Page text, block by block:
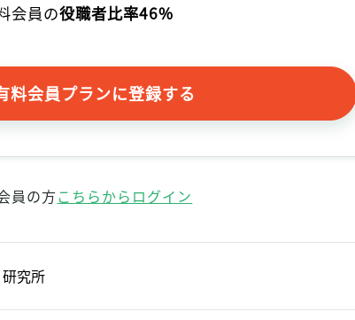
会員の役職者比率46%
料会員プランに登録する
員の方こちらからログイン
究所
記事をお気に入りに保存するには
ログイン